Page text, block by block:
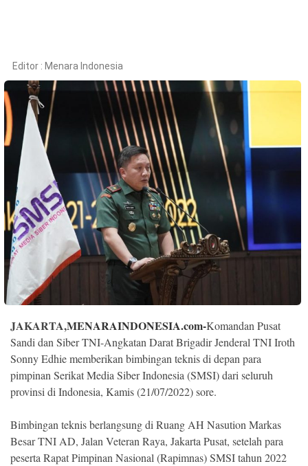
©
Copyright
2026
Menara
Indonesia
.
All
Right
Reserve
Editor : Menara Indonesia
JAKARTA,MENARAINDONESIA.com-Komandan Pusat
Sandi dan Siber TNI-Angkatan Darat Brigadir Jenderal TNI Iroth
Sonny Edhie memberikan bimbingan teknis di depan para
pimpinan Serikat Media Siber Indonesia (SMSI) dari seluruh
provinsi di Indonesia, Kamis (21/07/2022) sore.
Bimbingan teknis berlangsung di Ruang AH Nasution Markas
Besar TNI AD, Jalan Veteran Raya, Jakarta Pusat, setelah para
peserta Rapat Pimpinan Nasional (Rapimnas) SMSI tahun 2022